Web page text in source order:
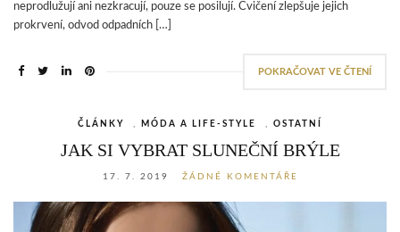
neprodlužují ani nezkracují, pouze se posilují. Cvičení zlepšuje jejich
prokrvení, odvod odpadních […]
POKRAČOVAT VE ČTENÍ
ČLÁNKY , MÓDA A LIFE-STYLE , OSTATNÍ
JAK SI VYBRAT SLUNEČNÍ BRÝLE
17. 7. 2019 ŽÁDNÉ KOMENTÁŘE